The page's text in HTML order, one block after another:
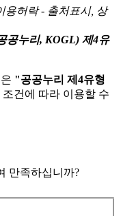
공누리, KOGL) 제4유
"공공누리 제4유형
조건에 따라 이용할 수
만족하십니까?